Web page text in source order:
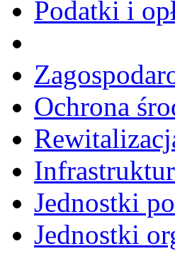
Podatki i
Ochrona
Jednostki
Jednostki